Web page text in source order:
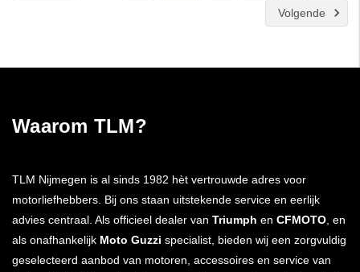
Volgende
Waarom TLM?
TLM Nijmegen is al sinds 1982 hèt vertrouwde adres voor
motorliefhebbers. Bij ons staan uitstekende service en eerlijk
advies centraal. Als officieel dealer van Triumph en CFMOTO , en
als onafhankelijk Moto Guzzi specialist, bieden wij een zorgvuldig
geselecteerd aanbod van motoren, accessoires en service van